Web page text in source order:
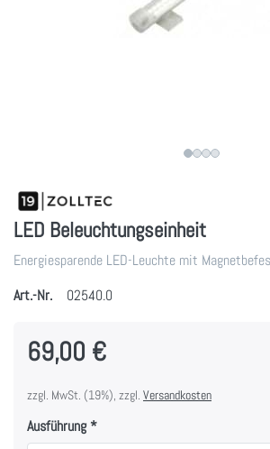
LED Beleuchtungseinheit
Energiesparende LED-Leuchte mit
Art.-Nr.
02540.0
69,00 €
zzgl. MwSt. (19%), zzgl. Versandkosten
Ausführung